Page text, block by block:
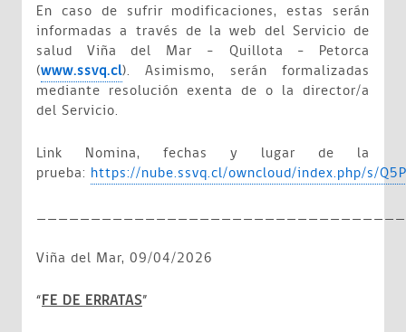
En caso de sufrir modificaciones, estas serán
informadas a través de la web del Servicio de
salud Viña del Mar – Quillota - Petorca
(www.ssvq.cl). Asimismo, serán formalizadas
mediante resolución exenta de o la director/a
del Servicio.
Link Nomina, fechas y lugar de la
prueba: https://nube.ssvq.cl/owncloud/index.php/s/
Viña del Mar, 09/04/2026
“FE DE ERRATAS”